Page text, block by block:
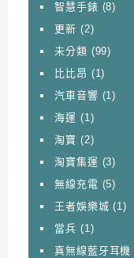
智慧手錶 (8)
更新 (2)
未分類 (99)
比比昂 (1)
汽車音響 (1)
海運 (1)
淘寶 (2)
淘寶集運 (3)
無線充電 (5)
王者娛樂城 (1)
當兵 (1)
真無線藍牙耳機